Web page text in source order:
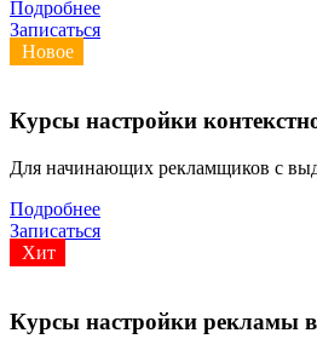
Подробнее
Записаться
Новое
Курсы настройки
Для начинающих рекламщиков с
Подробнее
Записаться
Хит
Курсы настройки рекламы